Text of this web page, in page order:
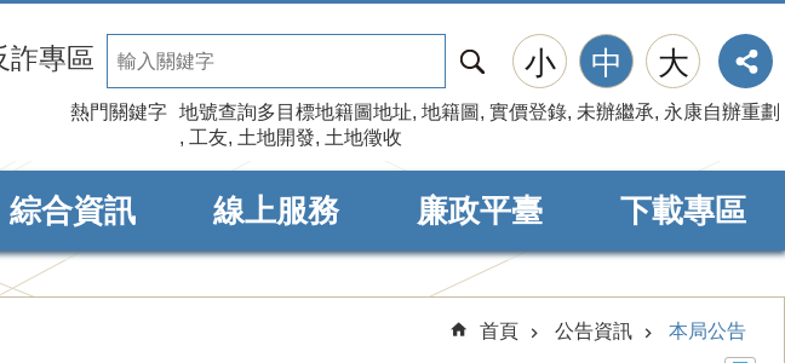
詐專區
尋
熱門關鍵字 地號查詢多目標地籍圖地址 地籍圖 實價登錄 未辦繼承 永康自辦重劃
工友 土地開發 土地徵收
小 中 大
綜合資訊 線上服務 廉政平臺 下載專區
首頁
公告資訊 本局公告